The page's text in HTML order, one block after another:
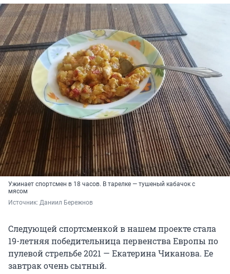
Ужинает спортсмен в 18 часов. В тарелке — тушеный кабачок с
мясом
Источник: Даниил Бережнов
Следующей спортсменкой в нашем проекте стала
19-летняя победительница первенства Европы по
пулевой стрельбе 2021 — Екатерина Чиканова. Ее
завтрак очень сытный.